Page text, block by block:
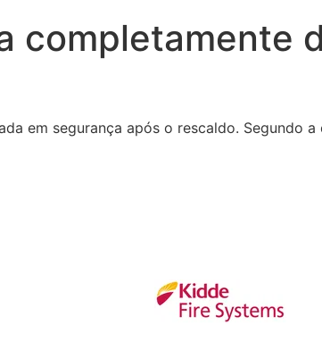
completamente
em segurança após o rescaldo. Segundo